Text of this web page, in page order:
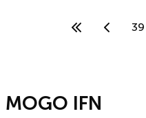
39
MOGO IFN